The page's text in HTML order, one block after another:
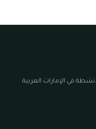
في الإمارات العربية